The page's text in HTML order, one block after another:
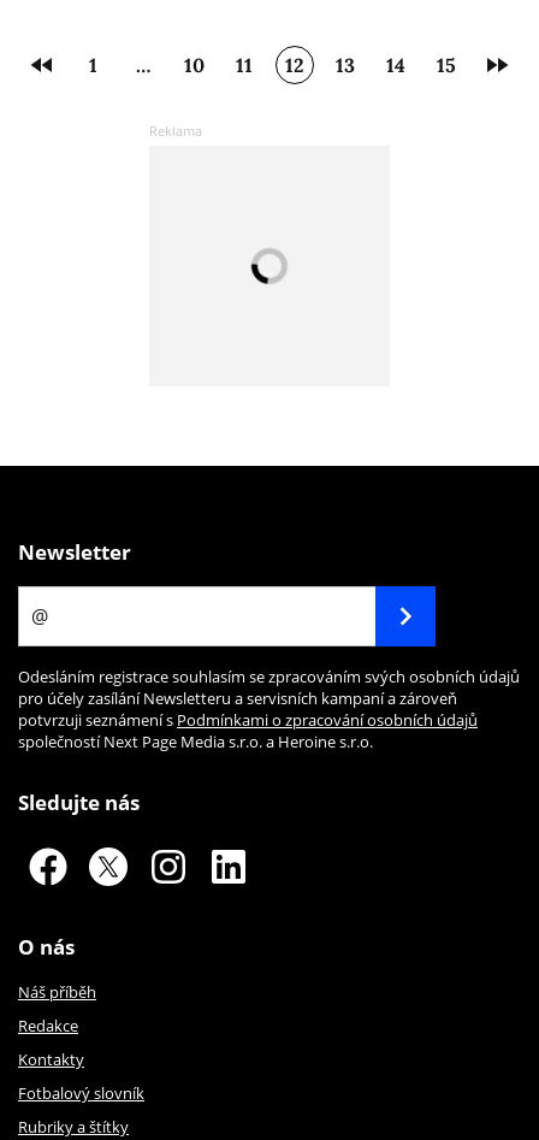
1 … 10 11 12 13 14 15
Newsletter
Odesláním registrace souhlasím se zpracováním svých osobních údajů
pro účely zasílání Newsletteru a servisních kampaní a zároveň
potvrzuji seznámení s Podmínkami o zpracování osobních údajů
společností Next Page Media s.r.o. a Heroine s.r.o.
Sledujte nás
O nás
Náš příběh
Redakce
Kontakty
Fotbalový slovník
Rubriky a štítky